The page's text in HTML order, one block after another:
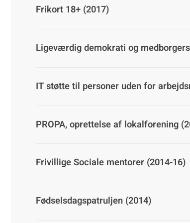
Frikort 18+ (2017)
Ligeværdig demokrati og
IT støtte til personer uden for
PROPA, oprettelse af lokalforening
Frivillige Sociale mentorer (2014-16)
Fødselsdagspatruljen (2014)